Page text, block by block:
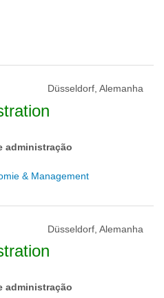
Düsseldorf, Alemanha
administração
& Management
Düsseldorf, Alemanha
administração